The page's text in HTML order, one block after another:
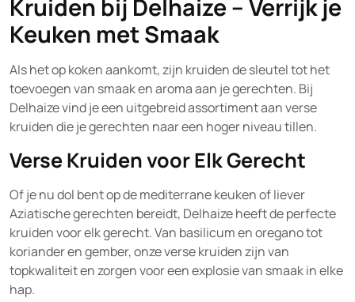
Kruiden bij Delhaize – Verrijk je
Keuken met Smaak
Als het op koken aankomt, zijn kruiden de sleutel tot het
toevoegen van smaak en aroma aan je gerechten. Bij
Delhaize vind je een uitgebreid assortiment aan verse
kruiden die je gerechten naar een hoger niveau tillen.
Verse Kruiden voor Elk Gerecht
Of je nu dol bent op de mediterrane keuken of liever
Aziatische gerechten bereidt, Delhaize heeft de perfecte
kruiden voor elk gerecht. Van basilicum en oregano tot
koriander en gember, onze verse kruiden zijn van
topkwaliteit en zorgen voor een explosie van smaak in elke
hap.